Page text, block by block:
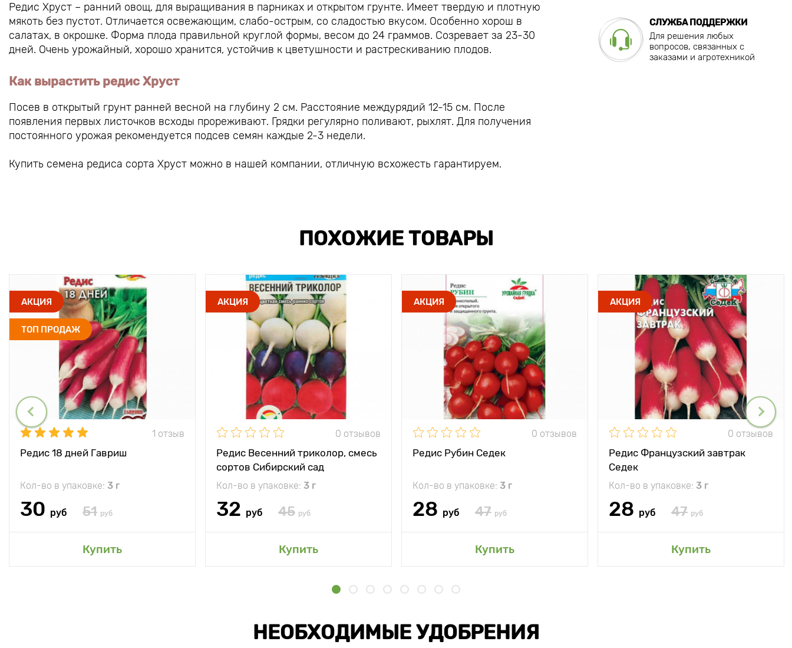
Редис Хруст – ранний овощ, для выращивания в парниках и открытом грунте. Имеет твердую и плотную
мякоть без пустот. Отличается освежающим, слабо-острым, со сладостью вкусом. Особенно хорош в
салатах, в окрошке. Форма плода правильной круглой формы, весом до 24 граммов. Созревает за 23-30
дней. Очень урожайный, хорошо хранится, устойчив к цветушности и растрескиванию плодов.
Как вырастить редис Хруст
Посев в открытый грунт ранней весной на глубину 2 см. Расстояние междурядий 12-15 см. После
появления первых листочков всходы прореживают. Грядки регулярно поливают, рыхлят. Для получения
постоянного урожая рекомендуется подсев семян каждые 2-3 недели.
Купить семена редиса сорта Хруст можно в нашей компании, отличную всхожесть гарантируем.
СЛУЖБА ПОДДЕРЖКИ
Для решения любых
вопросов, связанных с
заказами и агротехникой
ПОХОЖИЕ ТОВАРЫ
АКЦИЯ
ТОП ПРОДАЖ
1 отзыв
Редис 18 дней Гавриш
Кол-во в упаковке: 3 г
30 руб 51 руб
Купить
АКЦИЯ
0 отзывов
Редис Весенний триколор, смесь
сортов Сибирский сад
Кол-во в упаковке: 3 г
32 руб 45 руб
Купить
АКЦИЯ
0 отзывов
Редис Рубин Седек
Кол-во в упаковке: 3 г
28 руб 47 руб
Купить
АКЦИЯ
0 отзывов
Редис Французский завтрак
Седек
Кол-во в упаковке: 3 г
28 руб 47 руб
Купить
НЕОБХОДИМЫЕ УДОБРЕНИЯ